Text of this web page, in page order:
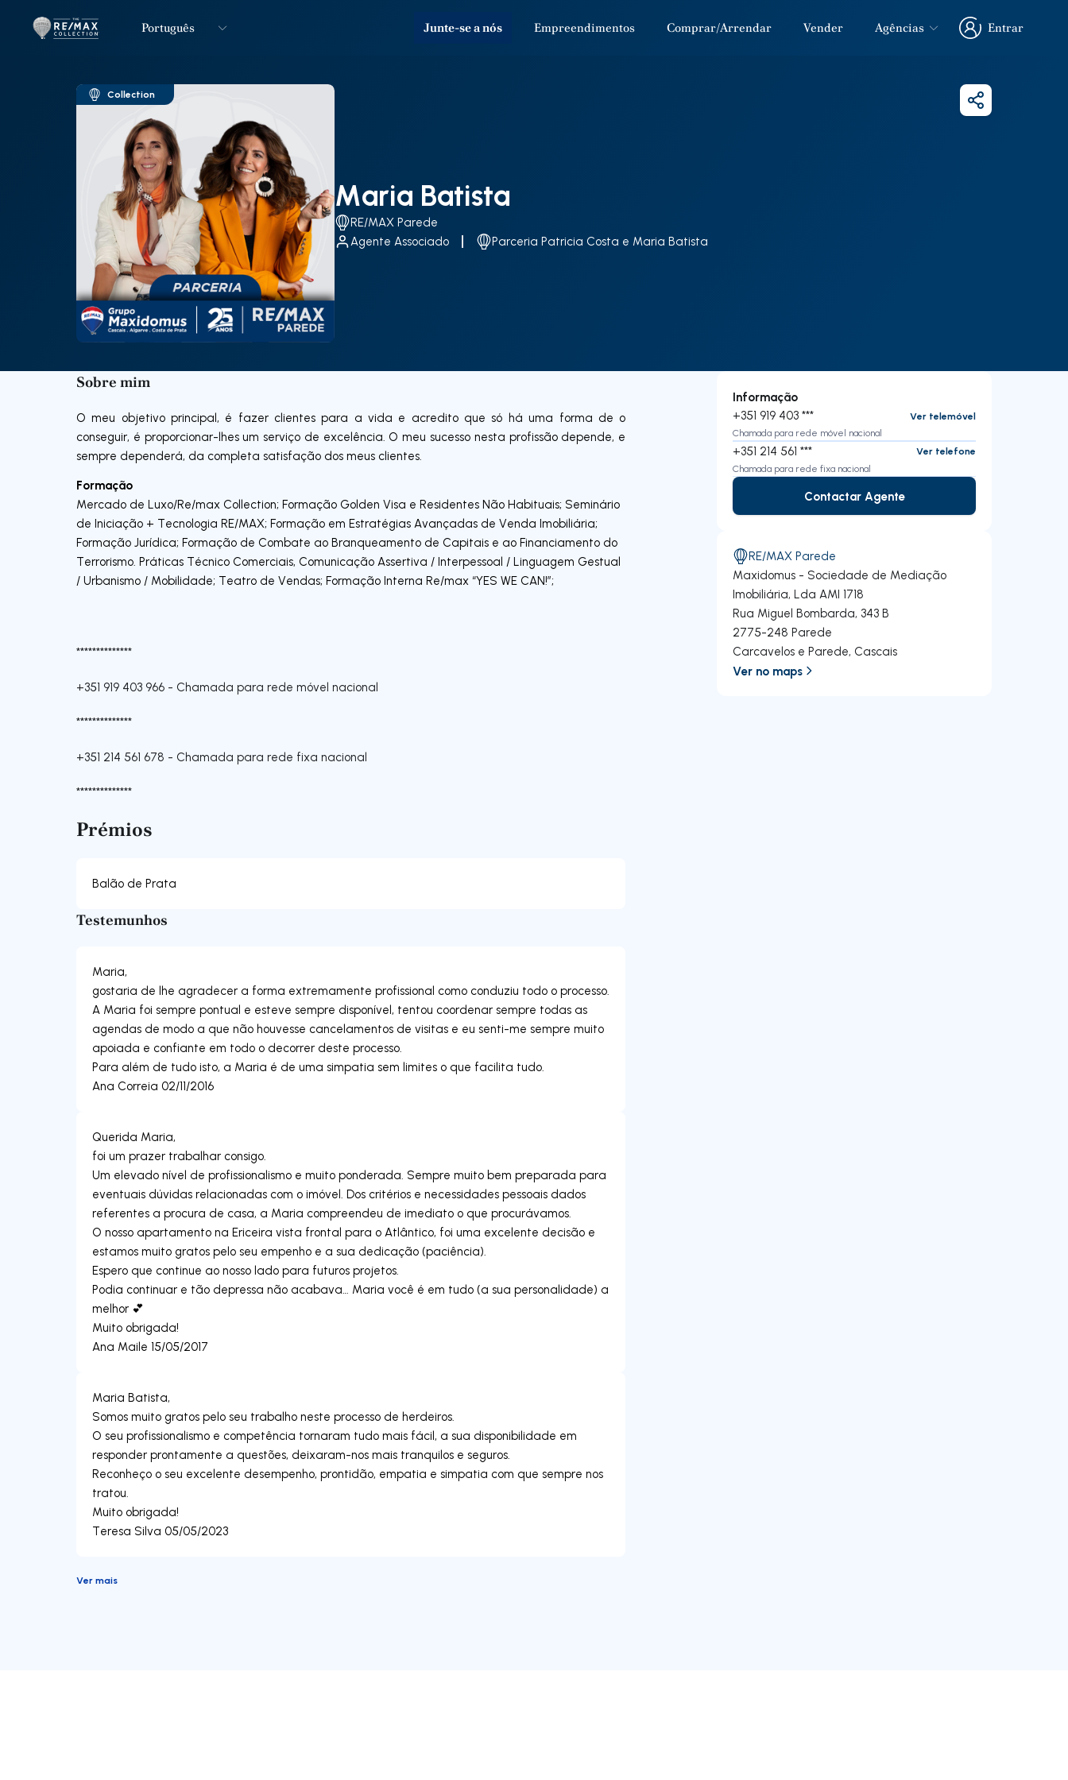
LogoIr para página inicial
Português Junte-se a nós Empreendimentos Comprar/Arrendar Vender Agências
Entrar
Entrar
Collection
Maria Batista
RE/MAX Parede
Agente Associado
Parceria Patricia Costa e Maria Batista
Partilhar
Sobre mim
O meu objetivo principal, é fazer clientes para a vida e acredito que só há uma forma de o
conseguir, é proporcionar-lhes um serviço de excelência. O meu sucesso nesta profissão depende, e
sempre dependerá, da completa satis­fação dos meus clientes.
Formação
Mercado de Luxo/Re/max Collection; Formação Golden Visa e Residentes Não Habituais; Seminário
de Iniciação + Tecnologia RE/MAX; Formação em Estratégias Avançadas de Venda Imobiliária;
Formação Jurídica; Formação de Combate ao Branqueamento de Capitais e ao Financiamento do
Terrorismo. Práticas Técnico Comerciais, Comunicação Assertiva / Interpessoal / Linguagem Gestual
/ Urbanismo / Mobilidade; Teatro de Vendas; Formação Interna Re/max “YES WE CAN!”;
**************
+351 919 403 966 - Chamada para rede móvel nacional
**************
+351 214 561 678 - Chamada para rede fixa nacional
**************
Prémios
Balão de Prata
Testemunhos
Maria,
gostaria de lhe agradecer a forma extremamente profissional como conduziu todo o processo.
A Maria foi sempre pontual e esteve sempre disponível, tentou coordenar sempre todas as
agendas de modo a que não houvesse cancelamentos de visitas e eu senti-me sempre muito
apoiada e confiante em todo o decorrer deste processo.
Para além de tudo isto, a Maria é de uma simpatia sem limites o que facilita tudo.
Querida Maria,
foi um prazer trabalhar consigo.
Um elevado nível de profissionalismo e muito ponderada. Sempre muito bem preparada para
eventuais dúvidas relacionadas com o imóvel. Dos critérios e necessidades pessoais dados
referentes a procura de casa, a Maria compreendeu de imediato o que procurávamos.
O nosso apartamento na Ericeira vista frontal para o Atlântico, foi uma excelente decisão e
estamos muito gratos pelo seu empenho e a sua dedicação (paciência).
Espero que continue ao nosso lado para futuros projetos.
Podia continuar e tão depressa não acabava… Maria você é em tudo (a sua personalidade) a
melhor 💕
Muito obrigada!
Maria Batista,
Somos muito gratos pelo seu trabalho neste processo de herdeiros.
O seu profissionalismo e competência tornaram tudo mais fácil, a sua disponibilidade em
responder prontamente a questões, deixaram-nos mais tranquilos e seguros.
Reconheço o seu excelente desempenho, prontidão, empatia e simpatia com que sempre nos
tratou.
Muito obrigada!
Ver mais
Informação
+351 919 403 ***
Ver telemóvel
Chamada para rede móvel nacional
+351 214 561 ***
Ver telefone
Chamada para rede fixa nacional
Contactar Agente
Contactar Agente
RE/MAX Parede
Maxidomus - Sociedade de Mediação
Imobiliária, Lda AMI 1718
Rua Miguel Bombarda, 343 B
2775-248 Parede
Carcavelos e Parede, Cascais
Ver no maps